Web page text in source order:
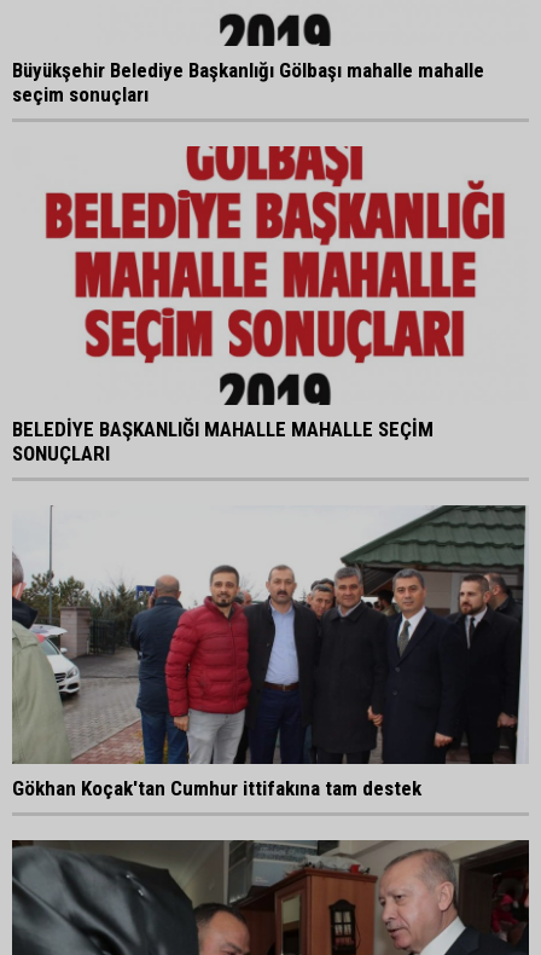
Büyükşehir Belediye Başkanlığı Gölbaşı mahalle mahalle
seçim sonuçları
BELEDİYE BAŞKANLIĞI MAHALLE MAHALLE SEÇİM
SONUÇLARI
Gökhan Koçak'tan Cumhur ittifakına tam destek